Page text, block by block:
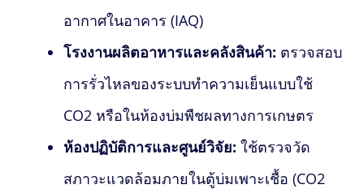
อากาศในอาคาร (IAQ)
โรงงานผลิตอาหารและคลังสินค้า: ตรวจสอบ
การรั่วไหลของระบบทำความเย็นแบบใช้
CO2 หรือในห้องบ่มพืชผลทางการเกษตร
ห้องปฏิบัติการและศูนย์วิจัย: ใช้ตรวจวัด
สภาวะแวดล้อมภายในตู้บ่มเพาะเชื้อ (CO2